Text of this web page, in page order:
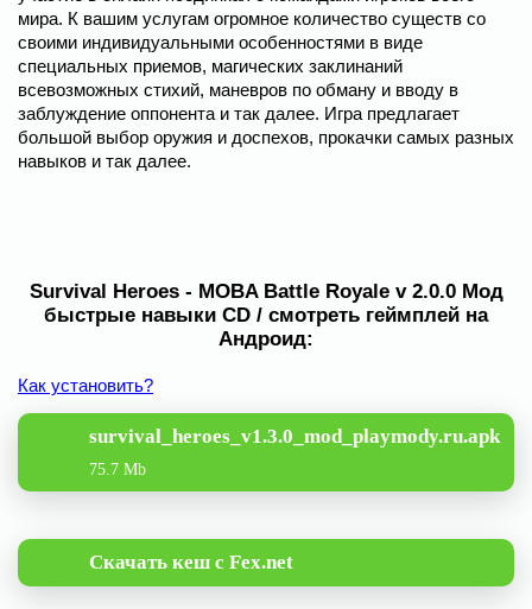
мира. К вашим услугам огромное количество существ со
своими индивидуальными особенностями в виде
специальных приемов, магических заклинаний
всевозможных стихий, маневров по обману и вводу в
заблуждение оппонента и так далее. Игра предлагает
большой выбор оружия и доспехов, прокачки самых разных
навыков и так далее.
Survival Heroes - MOBA Battle Royale v 2.0.0 Мод
быстрые навыки CD / смотреть геймплей на
Андроид:
Как установить?
survival_heroes_v1.3.0_mod_playmody.ru.apk
75.7 Mb
Скачать кеш с Fex.net